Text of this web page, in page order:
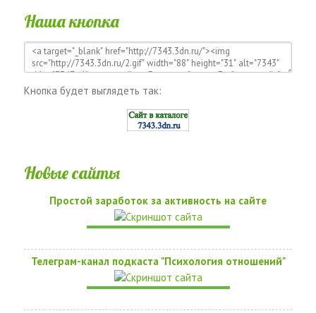
Наша кнопка
Кнопка будет выглядеть так:
Новые сайты
Простой заработок за активность на сайте
Телеграм-канал подкаста "Психология отношений"